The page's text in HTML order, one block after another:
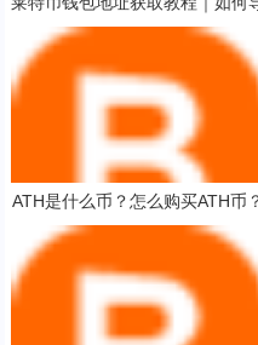
出莱特币钱包的私钥
ATH是什么币？怎么购买ATH币
ATH币官网总量和币种概念介绍